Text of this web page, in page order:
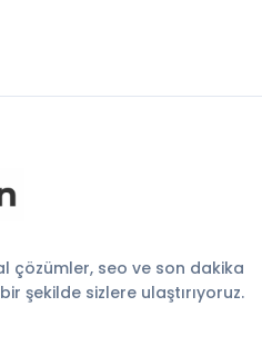
çözümler, seo ve son dakika
şekilde sizlere ulaştırıyoruz.